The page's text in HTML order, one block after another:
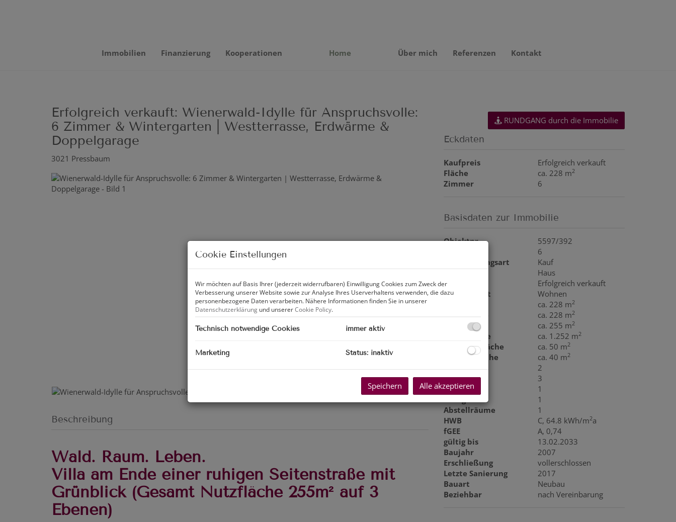
Immobilien Finanzierung Kooperationen Home Über mich Referenzen Kontakt
Erfolgreich verkauft: Wienerwald-Idylle für Anspruchsvolle:
6 Zimmer & Wintergarten | Westterrasse, Erdwärme &
Doppelgarage
3021 Pressbaum
Beschreibung
Wald. Raum. Leben.
Villa am Ende einer ruhigen Seitenstraße mit
Grünblick (Gesamt Nutzfläche 255m² auf 3
Ebenen)
RUNDGANG durch die Immobilie
Eckdaten
Kaufpreis
Erfolgreich verkauft
Fläche
ca. 228 m2
Zimmer 6
Basisdaten zur Immobilie
Objektnr.
5597/392
6
Vermarktungsart
Kauf
Haus
Kaufpreis
Erfolgreich verkauft
Nutzungsart
Wohnen
ca. 228 m2
ca. 228 m2
Nutzfläche ca. 255 m2
Grundfläche ca. 1.252 m2
Terrassenfläche ca. 50 m2
Garagenfläche ca. 40 m2
Bäder
2
WC
3
Terrassen
1
1
Abstellräume
1
HWB
C, 64.8 kWh/m2a
fGEE
A, 0,74
gültig bis
13.02.2033
Baujahr
2007
Erschließung
vollerschlossen
Letzte Sanierung
2017
Bauart
Neubau
Beziehbar
nach Vereinbarung
Cookie Einstellungen
Wir möchten auf Basis Ihrer (jederzeit widerrufbaren) Einwilligung Cookies zum Zweck der
Verbesserung unserer Website sowie zur Analyse Ihres Userverhaltens verwenden, die dazu
personenbezogene Daten verarbeiten. Nähere Informationen finden Sie in unserer
Datenschutzerklärung und unsererCookie Policy.
Technisch notwendige Cookies immer aktiv
Marketing Status: inaktiv
Speichern Alle akzeptieren